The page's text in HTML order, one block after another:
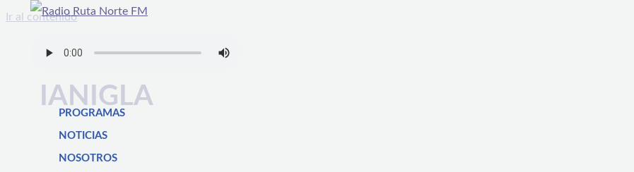
Ir al contenido
PROGRAMAS
NOTICIAS
NOSOTROS
IANIGLA